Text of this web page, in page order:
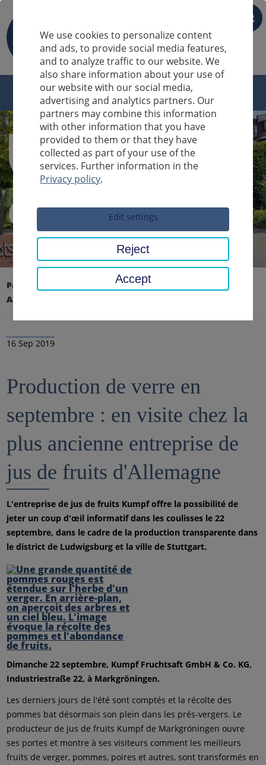
FR
Sucheingabe
Page d'accueil
Conseil régional, district
Actualités
16 Sep 2019
Production de verre en
septembre : en visite chez la
plus ancienne entreprise de
jus de fruits d'Allemagne
L'entreprise de jus de fruits Kumpf offre la possibilité de
jeter un coup d'œil informatif dans les coulisses le 22
septembre, dans le cadre de la production transparente dans
le district de Ludwigsburg et la ville de Stuttgart.
Dimanche 22 septembre, Kumpf Fruchtsaft GmbH & Co. KG,
Industriestraße 22, à Markgröningen.
Les derniers jours de l'été sont comptés et la récolte des
pommes bat désormais son plein dans les prés-vergers. Le
producteur de jus de fruits Kumpf de Markgröningen ouvre
ses portes et montre à ses visiteurs comment les meilleurs
fruits de verger, pommes, poires et autres, sont transformés en
We use cookies to personalize content
and ads, to provide social media features,
and to analyze traffic to our website. We
also share information about your use of
our website with our social media,
advertising and analytics partners. Our
partners may combine this information
with other information that you have
provided to them or that they have
collected as part of your use of the
services. Further information in the
Privacy policy.
Edit settings
Reject
Accept